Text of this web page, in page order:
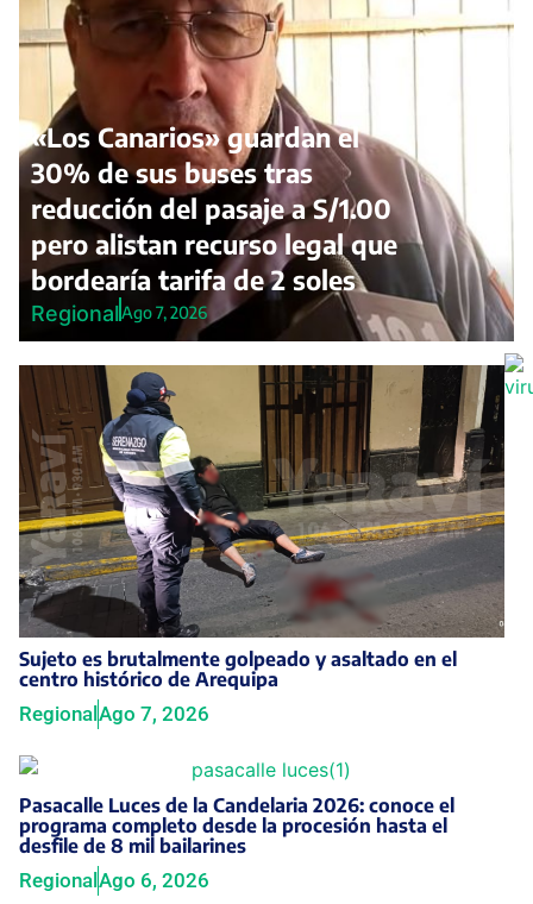
«Los Canarios» guardan el
30% de sus buses tras
reducción del pasaje a S/1.00
pero alistan recurso legal que
bordearía tarifa de 2 soles
RegionalAgo 7, 2026
Sujeto es brutalmente golpeado y asaltado en el
centro histórico de Arequipa
Regional Ago 7, 2026
Pasacalle Luces de la Candelaria 2026: conoce el
programa completo desde la procesión hasta el
desfile de 8 mil bailarines
RegionalAgo 6, 2026